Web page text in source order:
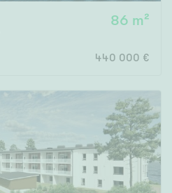
86 m²
440 000 €